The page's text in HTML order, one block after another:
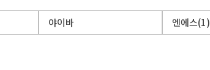
야이바
엔에스(1)